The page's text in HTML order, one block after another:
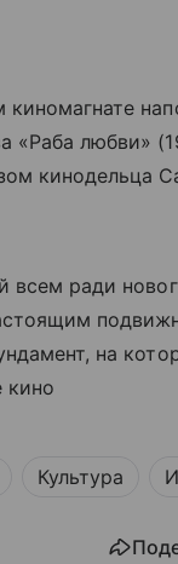
«Раба любви»
кинодельца
всем ради
на
кино
Культура